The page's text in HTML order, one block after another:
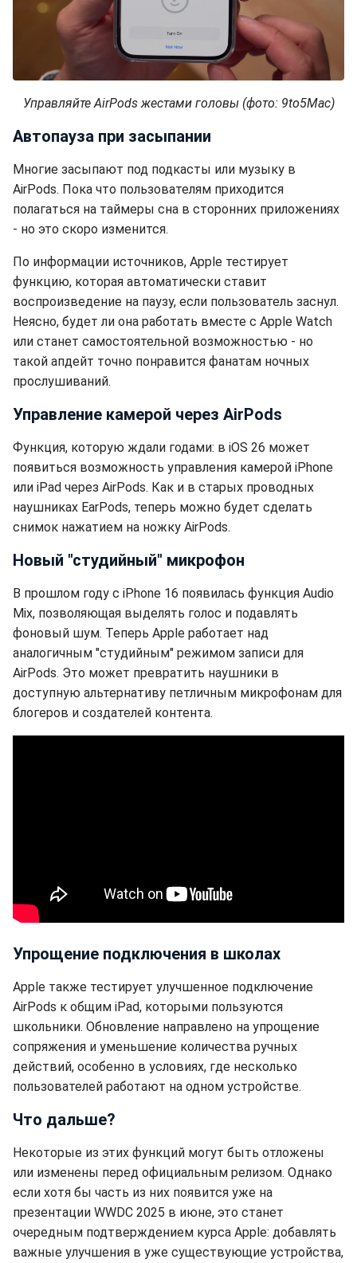
Управляйте AirPods жестами головы (фото: 9to5Mac)
Автопауза при засыпании
Многие засыпают под подкасты или музыку в
AirPods. Пока что пользователям приходится
полагаться на таймеры сна в сторонних приложениях
- но это скоро изменится.
По информации источников, Apple тестирует
функцию, которая автоматически ставит
воспроизведение на паузу, если пользователь заснул.
Неясно, будет ли она работать вместе с Apple Watch
или станет самостоятельной возможностью - но
такой апдейт точно понравится фанатам ночных
прослушиваний.
Управление камерой через AirPods
Функция, которую ждали годами: в iOS 26 может
появиться возможность управления камерой iPhone
или iPad через AirPods. Как и в старых проводных
наушниках EarPods, теперь можно будет сделать
снимок нажатием на ножку AirPods.
Новый "студийный" микрофон
В прошлом году с iPhone 16 появилась функция Audio
Mix, позволяющая выделять голос и подавлять
фоновый шум. Теперь Apple работает над
аналогичным "студийным" режимом записи для
AirPods. Это может превратить наушники в
доступную альтернативу петличным микрофонам для
блогеров и создателей контента.
Упрощение подключения в школах
Apple также тестирует улучшенное подключение
AirPods к общим iPad, которыми пользуются
школьники. Обновление направлено на упрощение
сопряжения и уменьшение количества ручных
действий, особенно в условиях, где несколько
пользователей работают на одном устройстве.
Что дальше?
Некоторые из этих функций могут быть отложены
или изменены перед официальным релизом. Однако
если хотя бы часть из них появится уже на
презентации WWDC 2025 в июне, это станет
очередным подтверждением курса Apple: добавлять
важные улучшения в уже существующие устройства,